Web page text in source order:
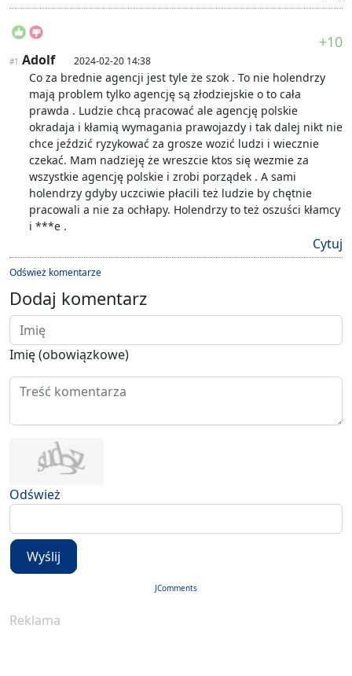
+10
#1 Adolf 2024-02-20 14:38
Co za brednie agencji jest tyle że szok . To nie holendrzy
mają problem tylko agencję są złodziejskie o to cała
prawda . Ludzie chcą pracować ale agencję polskie
okradaja i kłamią wymagania prawojazdy i tak dalej nikt nie
chce jeździć ryzykować za grosze wozić ludzi i wiecznie
czekać. Mam nadzieję że wreszcie ktos się wezmie za
wszystkie agencję polskie i zrobi porządek . A sami
holendrzy gdyby uczciwie płacili też ludzie by chętnie
pracowali a nie za ochłapy. Holendrzy to też oszuści kłamcy
i ***e .
Cytuj
Odśwież komentarze
Dodaj komentarz
Imię (obowiązkowe)
Odśwież
Wyślij
JComments
Reklama